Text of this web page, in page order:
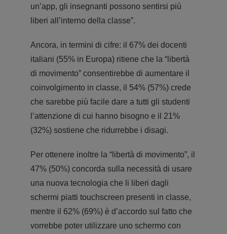
un’app, gli insegnanti possono sentirsi più
liberi all’interno della classe”.
Ancora, in termini di cifre: il 67% dei docenti
italiani (55% in Europa) ritiene che la “libertà
di movimento” consentirebbe di aumentare il
coinvolgimento in classe, il 54% (57%) crede
che sarebbe più facile dare a tutti gli studenti
l’attenzione di cui hanno bisogno e il 21%
(32%) sostiene che ridurrebbe i disagi.
Per ottenere inoltre la “libertà di movimento”, il
47% (50%) concorda sulla necessità di usare
una nuova tecnologia che li liberi dagli
schermi piatti touchscreen presenti in classe,
mentre il 62% (69%) è d’accordo sul fatto che
vorrebbe poter utilizzare uno schermo con